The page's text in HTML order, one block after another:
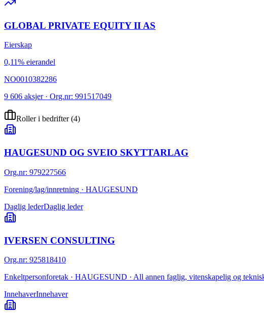
GLOBAL PRIVATE EQUITY II AS
Eierskap
0,11% eierandel
NO0010382286
9 606 aksjer · Org.nr: 991517049
Roller i bedrifter(4)
HAUGESUND OG SVEIO SKYTTARLAG
Org.nr: 979227566
Forening/lag/innretning · HAUGESUND
Daglig lederDaglig leder
IVERSEN CONSULTING
Org.nr: 925818410
Enkeltpersonforetak · HAUGESUND · All annen faglig, vitenskapelig og
InnehaverInnehaver